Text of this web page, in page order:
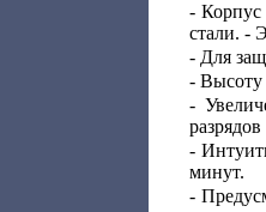
- Корпус
стали. -
- Для
- Высоту
-
-
минут.
-